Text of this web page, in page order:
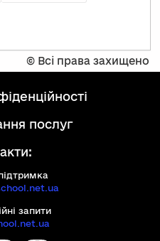
© Всі права захищено
послуг
запити